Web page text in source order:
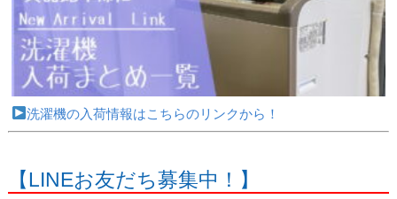
洗濯機の入荷情報はこちらのリンクから！
【LINEお友だち募集中！】